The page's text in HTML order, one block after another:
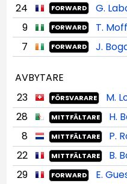
24
FORWARD G.
9 FORWARD T.
7 FORWARD J.
AVBYTARE
23
FÖRSVARARE M.
28 MITTFÄLTARE H.
8 MITTFÄLTARE P.
22 MITTFÄLTARE B.
29 FORWARD E.